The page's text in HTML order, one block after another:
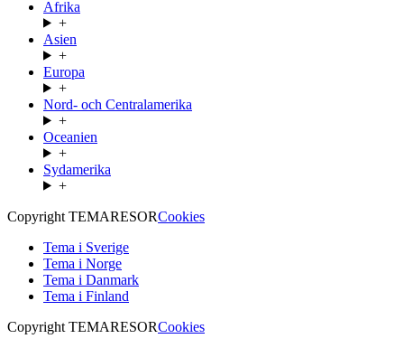
Afrika
+
Asien
+
Europa
+
Nord- och Centralamerika
+
Oceanien
+
Sydamerika
+
Copyright TEMARESORCookies
Tema i Sverige
Tema i Norge
Tema i Danmark
Tema i Finland
Copyright TEMARESORCookies